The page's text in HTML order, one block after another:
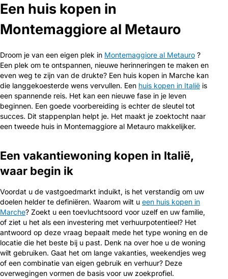
Een huis kopen in
Montemaggiore al Metauro
Droom je van een eigen plek in Montemaggiore al Metauro ?
Een plek om te ontspannen, nieuwe herinneringen te maken en
even weg te zijn van de drukte? Een huis kopen in Marche kan
die langgekoesterde wens vervullen. Een huis kopen in Italië is
een spannende reis. Het kan een nieuwe fase in je leven
beginnen. Een goede voorbereiding is echter de sleutel tot
succes. Dit stappenplan helpt je. Het maakt je zoektocht naar
een tweede huis in Montemaggiore al Metauro makkelijker.
Een vakantiewoning kopen in Italië,
waar begin ik
Voordat u de vastgoedmarkt induikt, is het verstandig om uw
doelen helder te definiëren. Waarom wilt u een huis kopen in
Marche? Zoekt u een toevluchtsoord voor uzelf en uw familie,
of ziet u het als een investering met verhuurpotentieel? Het
antwoord op deze vraag bepaalt mede het type woning en de
locatie die het beste bij u past. Denk na over hoe u de woning
wilt gebruiken. Gaat het om lange vakanties, weekendjes weg
of een combinatie van eigen gebruik en verhuur? Deze
overwegingen vormen de basis voor uw zoekprofiel.